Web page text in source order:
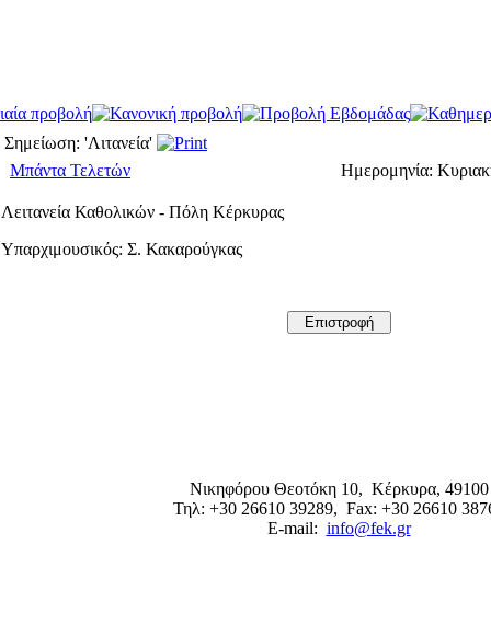
Σημείωση: 'Λιτανεία'
Μπάντα Τελετών
Ημερομηνία:
Λειτανεία Καθολικών - Πόλη Κέρκυρας
Υπαρχιμουσικός: Σ. Κακαρούγκας
Νικηφόρου Θεοτόκη 10, Κέρκυρα, 49100
Τηλ: +30 26610 39289, Fax: +30 26610
E-mail: info@fek.gr